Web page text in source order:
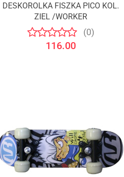
DESKOROLKA FISZKA PICO KOL.
ZIEL /WORKER
(0)
116.00